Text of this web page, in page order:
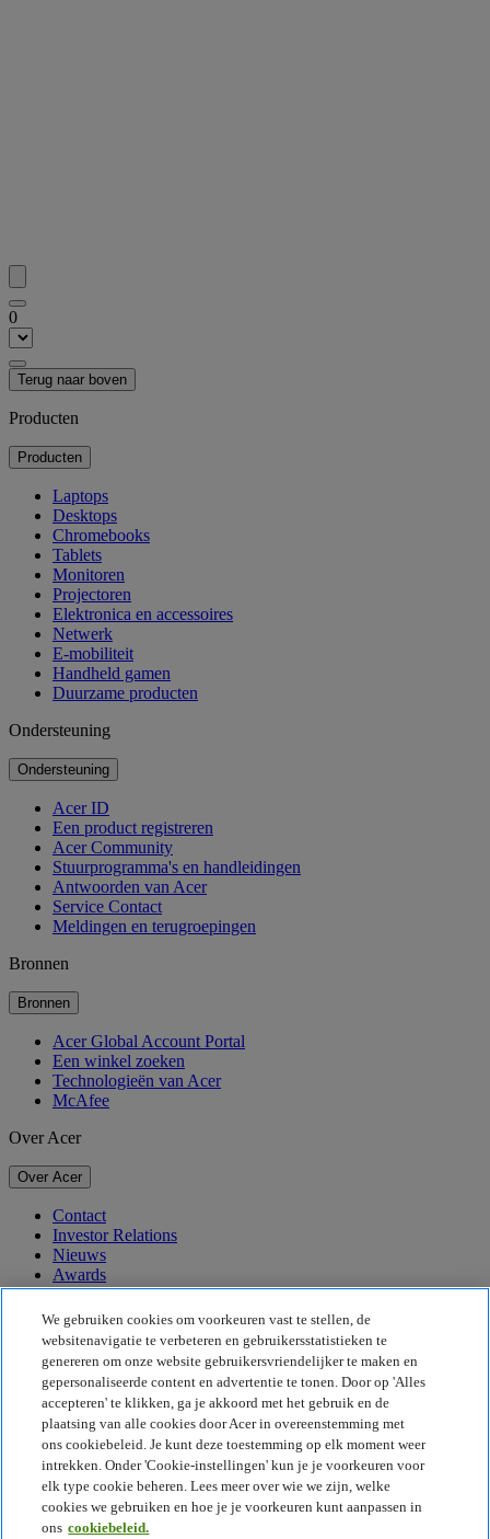
0
Terug naar boven
Producten
Producten
Laptops
Desktops
Chromebooks
Tablets
Monitoren
Projectoren
Elektronica en accessoires
Netwerk
E-mobiliteit
Handheld gamen
Duurzame producten
Ondersteuning
Ondersteuning
Acer ID
Een product registreren
Acer Community
Stuurprogramma's en handleidingen
Antwoorden van Acer
Service Contact
Meldingen en terugroepingen
Bronnen
Bronnen
Acer Global Account Portal
Een winkel zoeken
Technologieën van Acer
McAfee
Over Acer
Over Acer
Contact
Investor Relations
Nieuws
Awards
Evenementen
Duurzaamheid
Duurzaamheid
Maatschappelijk verantwoord ondernemen
De CO2-voetafdruk van het product
Project Humanity
Earthion
Privacybeleid
Cookiebeleid
We gebruiken cookies om voorkeuren vast te stellen, de
websitenavigatie te verbeteren en gebruikersstatistieken te
genereren om onze website gebruikersvriendelijker te maken en
gepersonaliseerde content en advertentie te tonen. Door op 'Alles
accepteren' te klikken, ga je akkoord met het gebruik en de
plaatsing van alle cookies door Acer in overeenstemming met
ons cookiebeleid. Je kunt deze toestemming op elk moment weer
intrekken. Onder 'Cookie-instellingen' kun je je voorkeuren voor
elk type cookie beheren. Lees meer over wie we zijn, welke
cookies we gebruiken en hoe je je voorkeuren kunt aanpassen in
ons cookiebeleid.